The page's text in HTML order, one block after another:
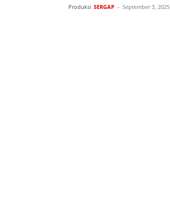
Produksi SERGAP - September 3, 2025